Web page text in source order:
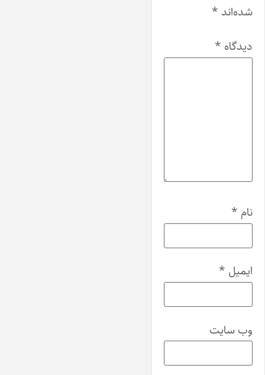
شده‌اند *
دیدگاه *
نام *
ایمیل *
وب‌ سایت